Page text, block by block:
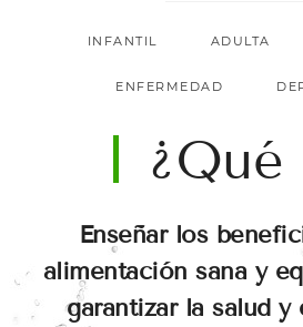
INFANTIL ADULTA
ENFERMEDAD
¿Qué
Enseñar los
alimentación sana y
garantizar la salud y